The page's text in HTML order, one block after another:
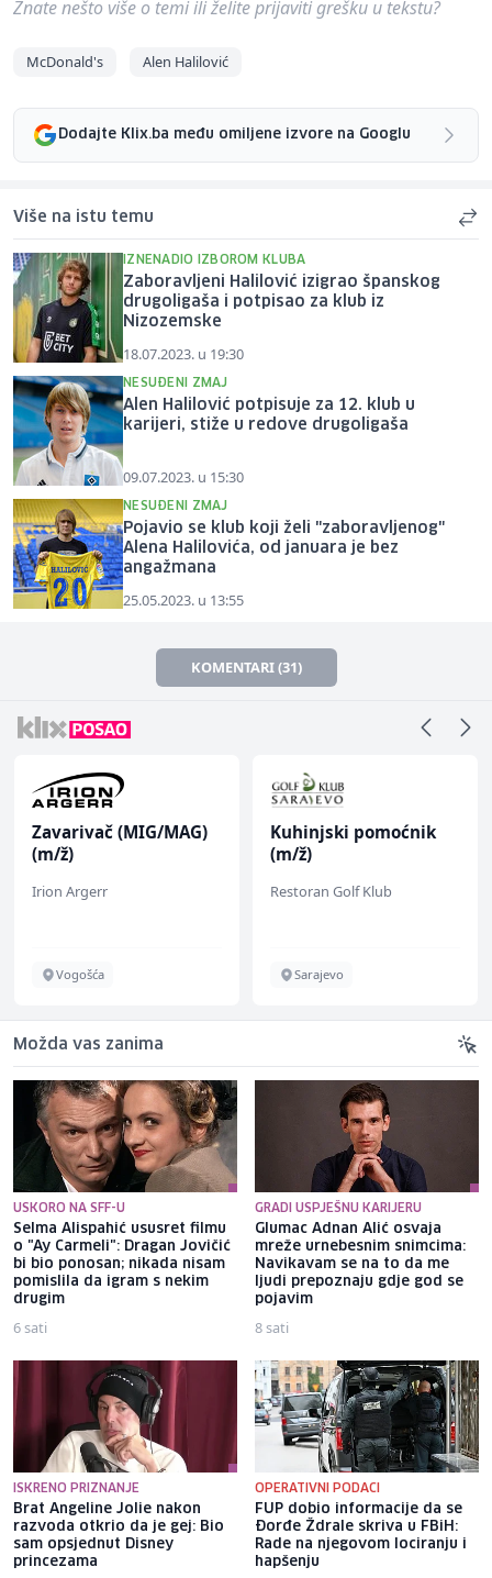
Znate nešto više o temi ili želite prijaviti grešku u tekstu?
McDonald's Alen Halilović
Dodajte Klix.ba među omiljene izvore na Googlu
Više na istu temu
IZNENADIO IZBOROM KLUBA
Zaboravljeni Halilović izigrao španskog
drugoligaša i potpisao za klub iz
Nizozemske
18.07.2023. u 19:30
NESUĐENI ZMAJ
Alen Halilović potpisuje za 12. klub u
karijeri, stiže u redove drugoligaša
09.07.2023. u 15:30
NESUĐENI ZMAJ
Pojavio se klub koji želi "zaboravljenog"
Alena Halilovića, od januara je bez
angažmana
25.05.2023. u 13:55
KOMENTARI (31)
Zavarivač (MIG/MAG)
(m/ž)
Irion Argerr
Vogošća
Kuhinjski pomoćnik
(m/ž)
Restoran Golf Klub
Sarajevo
Možda vas zanima
USKORO NA SFF-U
Selma Alispahić ususret filmu
o "Ay Carmeli": Dragan Jovičić
bi bio ponosan; nikada nisam
pomislila da igram s nekim
drugim
6 sati
GRADI USPJEŠNU KARIJERU
Glumac Adnan Alić osvaja
mreže urnebesnim snimcima:
Navikavam se na to da me
ljudi prepoznaju gdje god se
pojavim
8 sati
ISKRENO PRIZNANJE
Brat Angeline Jolie nakon
razvoda otkrio da je gej: Bio
sam opsjednut Disney
princezama
OPERATIVNI PODACI
FUP dobio informacije da se
Đorđe Ždrale skriva u FBiH:
Rade na njegovom lociranju i
hapšenju